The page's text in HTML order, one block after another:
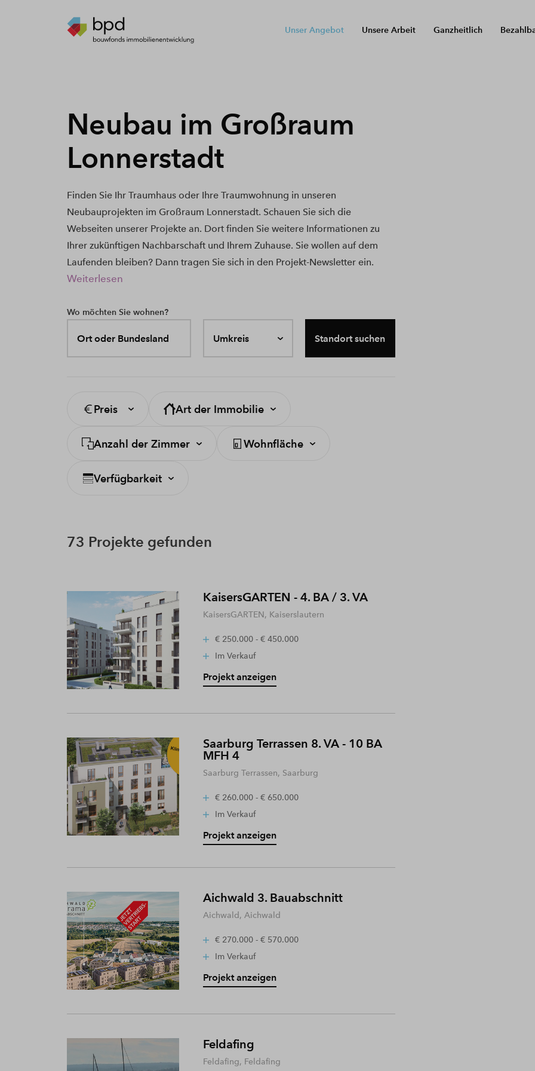
Unser Angebot Unsere Arbeit Ganzheitlich
Neubau im Großraum
Lonnerstadt
Finden Sie Ihr Traumhaus oder Ihre Traumwohnung in unseren
Neubauprojekten im Großraum Lonnerstadt. Schauen Sie sich die
Webseiten unserer Projekte an. Dort finden Sie weitere Informationen zu
Ihrer zukünftigen Nachbarschaft und Ihrem Zuhause. Sie wollen auf dem
Laufenden bleiben? Dann tragen Sie sich in den Projekt-Newsletter ein.
Weiterlesen
Wo möchten Sie wohnen?
Ort oder Bundesland Umkreis Standort suchen
Preis Art der Immobilie
Anzahl der Zimmer Wohnfläche
Verfügbarkeit
73 Projekte gefunden
KaisersGARTEN - 4. BA / 3. VA
KaisersGARTEN, Kaiserslautern
€ 250.000 - € 450.000
Im Verkauf
Projekt anzeigen
Saarburg Terrassen 8. VA - 10 BA
MFH 4
Saarburg Terrassen, Saarburg
€ 260.000 - € 650.000
Im Verkauf
Projekt anzeigen
Aichwald 3. Bauabschnitt
Aichwald, Aichwald
€ 270.000 - € 570.000
Im Verkauf
Projekt anzeigen
Feldafing
Feldafing, Feldafing